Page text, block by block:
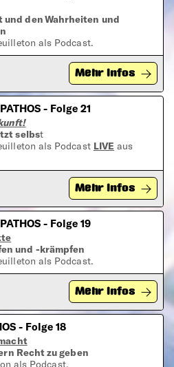
und den Wahrheiten und
als Podcast.
Mehr Infos
- Folge 21
selbst
als Podcast LIVE aus
Mehr Infos
- Folge 19
und -krämpfen
als Podcast.
Mehr Infos
- Folge 18
Recht zu geben
als Podcast.